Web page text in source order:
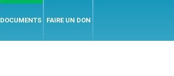
DOCUMENTS FAIRE UN DON